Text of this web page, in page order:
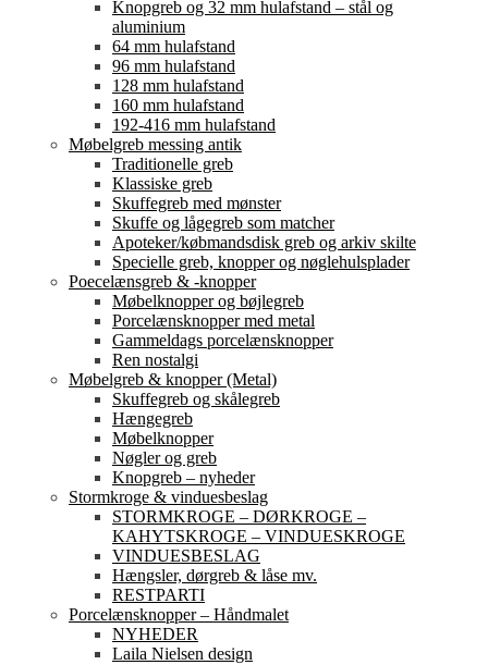
Knopgreb og 32 mm hulafstand – stål og
aluminium
64 mm hulafstand
96 mm hulafstand
128 mm hulafstand
160 mm hulafstand
192-416 mm hulafstand
Møbelgreb messing antik
Traditionelle greb
Klassiske greb
Skuffegreb med mønster
Skuffe og lågegreb som matcher
Apoteker/købmandsdisk greb og arkiv skilte
Specielle greb, knopper og nøglehulsplader
Poecelænsgreb & -knopper
Møbelknopper og bøjlegreb
Porcelænsknopper med metal
Gammeldags porcelænsknopper
Ren nostalgi
Møbelgreb & knopper (Metal)
Skuffegreb og skålegreb
Hængegreb
Møbelknopper
Nøgler og greb
Knopgreb – nyheder
Stormkroge & vinduesbeslag
STORMKROGE – DØRKROGE –
KAHYTSKROGE – VINDUESKROGE
VINDUESBESLAG
Hængsler, dørgreb & låse mv.
RESTPARTI
Porcelænsknopper – Håndmalet
NYHEDER
Laila Nielsen design